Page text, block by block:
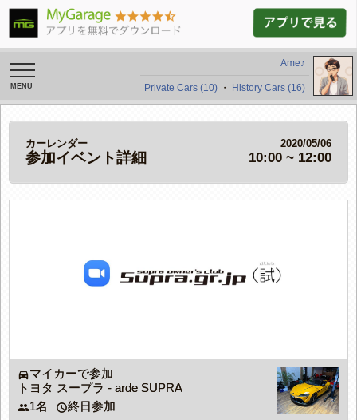
toggle
navigation
Ame♪
Private Cars (10) ・ History Cars (16)
カーレンダー 2020/05/06
参加イベント詳細 10:00 ~ 12:00
directions_carマイカーで参加
トヨタ スープラ - arde SUPRA
people1名 access_time終日参加